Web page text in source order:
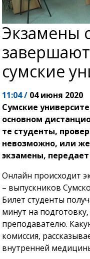
Экзамены
сумские
11:04 / 04 июня 2020
Сумские
основном
те студенты,
невозможно, или же
экзамены, передает
Онлайн происходит
– выпускников
Билет студенты
минут на
преподавателю.
комиссия,
внутренней